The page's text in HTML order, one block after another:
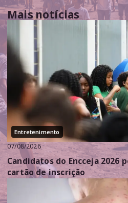
Mais notícias
Entretenimento
07/08/2026
Candidatos do Encceja 2026
cartão de inscrição